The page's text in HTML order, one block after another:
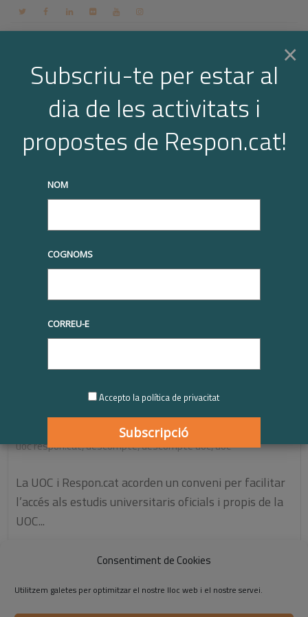
Consentiment de Cookies
Utilitzem galetes per optimitzar el nostre lloc web i el nostre servei.
Contacte Espai membres Login CA
Arxiu per a l'etiqueta: descompte
Home
descompte
als professionals de les empreses membres
de Respon.cat
Membres,Novetats ,Últimes notícies
uoc respon.cat,descompte,descompte uoc,uoc
La UOC i Respon.cat acorden un conveni per facilitar
l’accés als estudis universitaris oficials i propis de la
UOC...
×
Subscriu-te per estar al
dia de les activitats i
propostes de Respon.cat!
NOM
COGNOMS
CORREU-E
Accepto la política de privacitat